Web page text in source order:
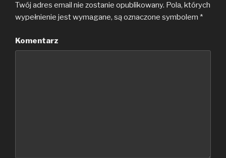
Twój adres email nie zostanie opublikowany. Pola, których
wypełnienie jest wymagane, są oznaczone symbolem *
Komentarz